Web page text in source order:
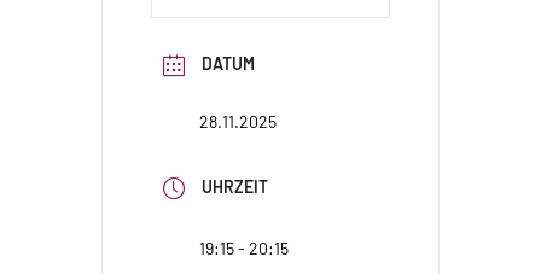
DATUM
28.11.2025
UHRZEIT
19:15 - 20:15